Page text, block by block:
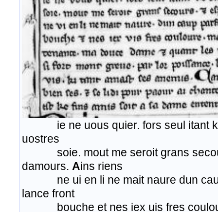
ie ne uous quier. fors seul itant
uostres
soie. mout me seroit grans
damours. Ains riens
ne ui en li ne mait naure dun
lance front
bouche et nes iex uis fres